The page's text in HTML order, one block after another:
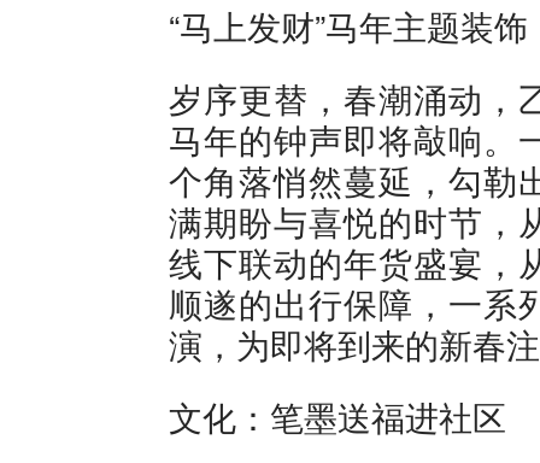
“马上发财”马年主题装
岁序更替，春潮涌动，
马年的钟声即将敲响。
个角落悄然蔓延，勾勒
满期盼与喜悦的时节，
线下联动的年货盛宴，
顺遂的出行保障，一系
演，为即将到来的新春
文化：笔墨送福进社区